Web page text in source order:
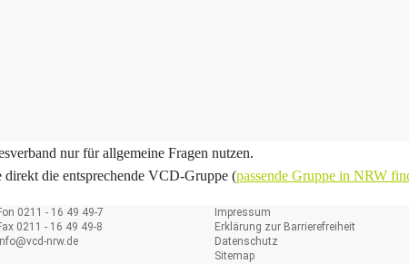
nur für allgemeine Fragen nutzen.
die entsprechende VCD-Gruppe (passende Gruppe in NRW
0211 - 16 49 49-7
0211 - 16 49 49-8
vcd-nrw.de
Impressum
Erklärung zur Barrierefreiheit
Datenschutz
Sitemap